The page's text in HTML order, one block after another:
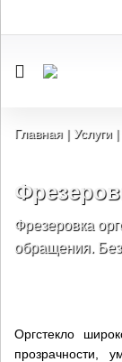
Главная | Услуги |
Фрезеровка
обращения.
Оргстекло
прозрачности,